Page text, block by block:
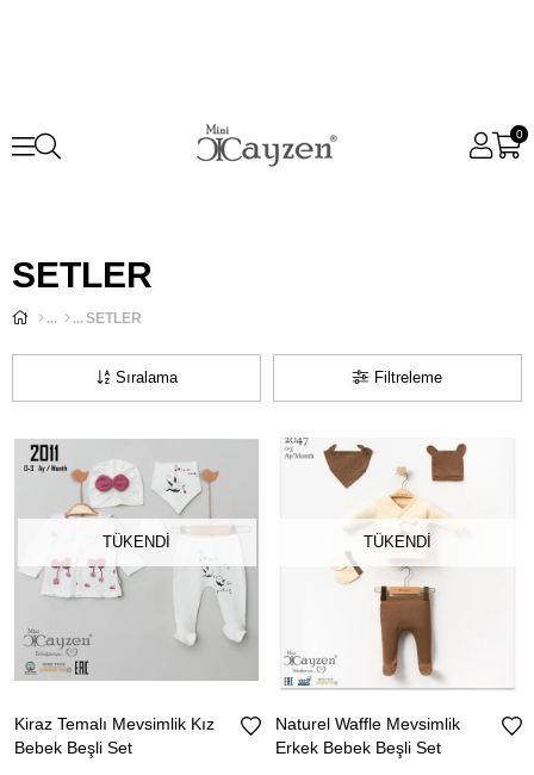
0
SETLER
SETLER
Filtreleme
Sıralama
TÜKENDI
Kiraz Temalı Mevsimlik Kız
Bebek Beşli Set
TÜKENDI
Naturel Waffle Mevsimlik
Erkek Bebek Beşli Set